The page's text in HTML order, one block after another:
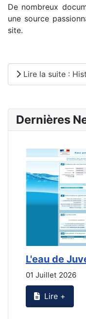
De nombreux
une source
site.
Lire la suite :
Dernières
L'eau de
01 Juillet 2026
Lire +